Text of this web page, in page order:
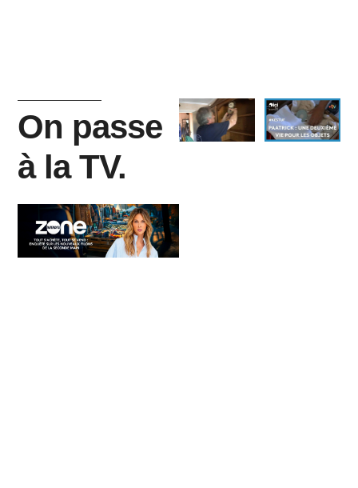
On passe
à la TV.